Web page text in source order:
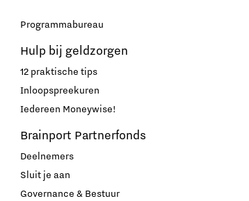
Programmabureau
Hulp bij geldzorgen
12 praktische tips
Inloopspreekuren
Iedereen Moneywise!
Brainport Partnerfonds
Deelnemers
Sluit je aan
Governance & Bestuur